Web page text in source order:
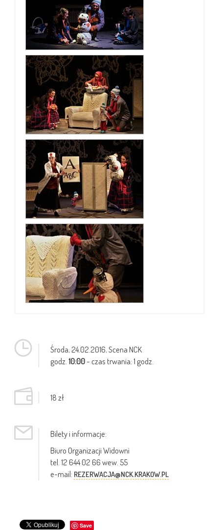
Środa,24.02.2016, Scena NCK
godz. 10:00- czas trwania: 1 godz.
18 zł
Bilety i informacje:
Biuro Organizacji Widowni
tel. 12 644 02 66 wew. 55
e-mail: REZERWACJA@NCK.KRAKOW.PL
Save